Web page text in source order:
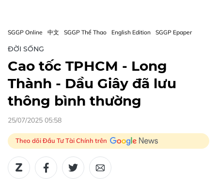
SGGP Online 中文 SGGP Thể Thao English Edition SGGP Epaper
ĐỜI SỐNG
Cao tốc TPHCM - Long
Thành - Dầu Giây đã lưu
thông bình thường
25/07/2025 05:58
Theo dõi Đầu Tư Tài Chính trên